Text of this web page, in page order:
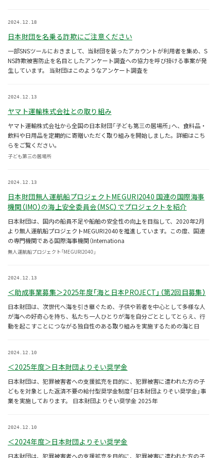
日本財団を名乗る詐欺にご注意ください
2024.12.18
一部SNSツールにおきまして、当財団を装ったアカウントが利用者を集め、S
NS詐欺被害防止を名目としたアンケート調査への協力を呼び掛ける事案が発
生しています。 当財団はこのようなアンケート調査を
ヤマト運輸株式会社との取り組み
2024.12.13
ヤマト運輸株式会社から全国の日本財団「子ども第三の居場所」へ、食料品・
飲料や日用品を定期的に寄贈いただく取り組みを開始しました。詳細はこち
らをご覧ください。
子ども第三の居場所
日本財団無人運航船プロジェクトMEGURI2040 国連の国際海事
機関（IMO）の海上安全委員会（MSC）でプロジェクトを紹介
2024.12.13
日本財団は、国内の船員不足や船舶の安全性の向上を目指して、2020年2月
より無人運航船プロジェクトMEGURI2040を推進しています。この度、国連
の専門機関である国際海事機関（Internationa
無人運航船プロジェクト「MEGURI2040」
＜助成事業募集＞2025年度「海と日本PROJECT」（第2回目募集）
2024.12.13
日本財団は、次世代へ海を引き継ぐため、子供や若者を中心として多様な人
が海への好奇心を持ち、私たち一人ひとりが海を自分ごととしてとらえ、行
動を起こすことにつながる独自性のある取り組みを実施するための海と日
＜2025年度＞日本財団よりそい奨学金
2024.12.10
日本財団は、犯罪被害者への支援拡充を目的に、犯罪被害に遭われた方の子
どもを対象とした返済不要の給付型奨学金制度「日本財団よりそい奨学金」事
業を実施しております。 日本財団よりそい奨学金 2025年
＜2024年度＞日本財団よりそい奨学金
2024.12.10
日本財団は、犯罪被害者への支援拡充を目的に、犯罪被害に遭われた方の子